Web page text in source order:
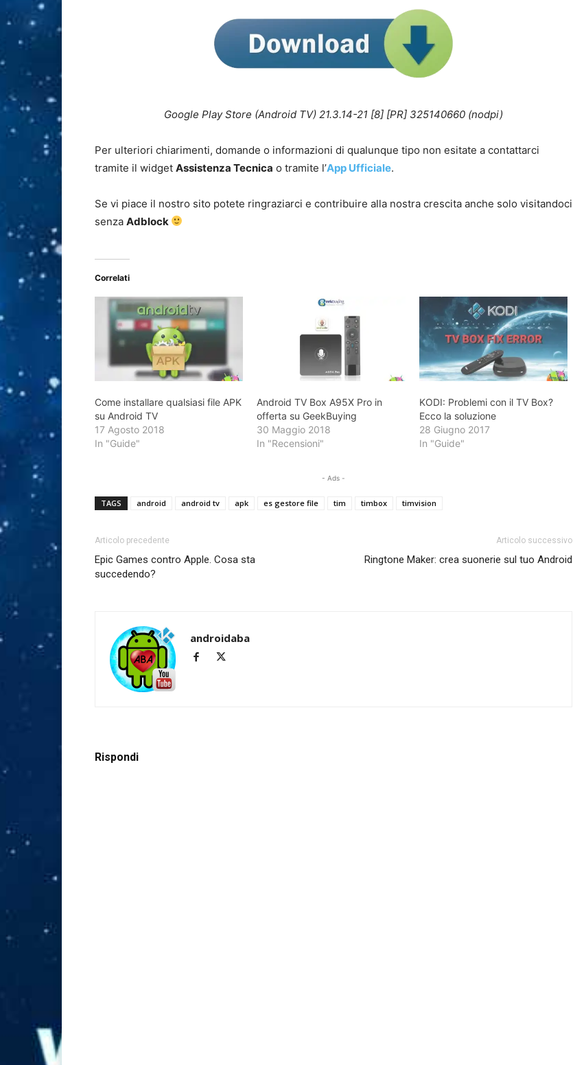
Google Play Store (Android TV) 21.3.14-21 [8] [PR] 325140660 (nodpi)
Per ulteriori chiarimenti, domande o informazioni di qualunque tipo non esitate a contattarci
tramite il widget Assistenza Tecnica o tramite l’App Ufficiale.
Se vi piace il nostro sito potete ringraziarci e contribuire alla nostra crescita anche solo visitandoci
senza Adblock
Correlati
Come installare qualsiasi file APK
su Android TV
17 Agosto 2018
In "Guide"
Android TV Box A95X Pro in
offerta su GeekBuying
30 Maggio 2018
In "Recensioni"
KODI: Problemi con il TV Box?
Ecco la soluzione
28 Giugno 2017
In "Guide"
- Ads -
TAGS android android tv apk es gestore file tim timbox timvision
Articolo precedente
Epic Games contro Apple. Cosa sta
succedendo?
Articolo successivo
Ringtone Maker: crea suonerie sul tuo Android
androidaba
Rispondi